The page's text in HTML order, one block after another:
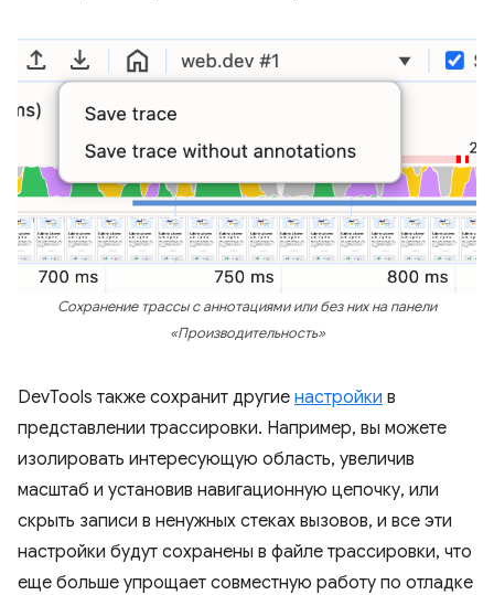
Сохранение трассы с аннотациями или без них на панели
«Производительность»
DevTools также сохранит другие настройки в
представлении трассировки. Например, вы можете
изолировать интересующую область, увеличив
масштаб и установив навигационную цепочку, или
скрыть записи в ненужных стеках вызовов, и все эти
настройки будут сохранены в файле трассировки, что
еще больше упрощает совместную работу по отладке